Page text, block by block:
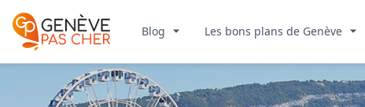
Blog Les bons plans de Genève